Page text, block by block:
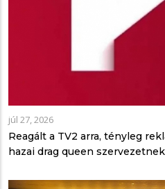
júl 27, 2026
Reagált a TV2 arra, tényleg
hazai drag queen szervezetnek